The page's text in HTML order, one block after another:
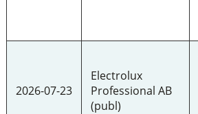
2026-07-23
Electrolux
Professional AB
(publ)